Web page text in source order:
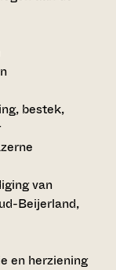
bestek,
van
Beijerland,
en herziening